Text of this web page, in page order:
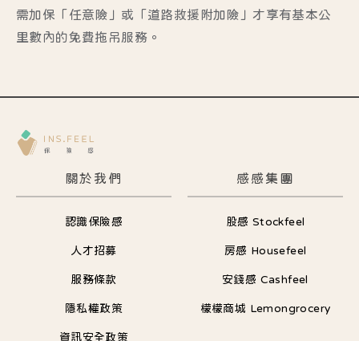
需加保「任意險」或「道路救援附加險」才享有基本公
里數內的免費拖吊服務。
關於我們
認識保險感
人才招募
服務條款
隱私權政策
資訊安全政策
感感集團
股感 Stockfeel
房感 Housefeel
安錢感 Cashfeel
檬檬商城 Lemongrocery